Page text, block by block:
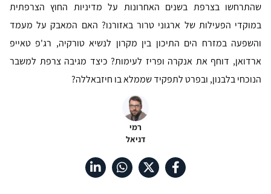
שהתרחשו בצרפת בשנים האחרונות על מדיניות החוץ הצרפתית
במוקדי הפעילות של ארגוני טרור באזורנו? האם המאבק על מעמד
והשפעה במזרח הים התיכון בין מקרון לנשיא טורקיה, רג'פ טאייפ
ארדואן, דוחף את אנקרה ופריז לעימות? כיצד מגיבה צרפת למשבר
הנוכחי בלבנון, ובפרט לתפקיד שממלא בו חיזבאללה?
רמי
דניאל